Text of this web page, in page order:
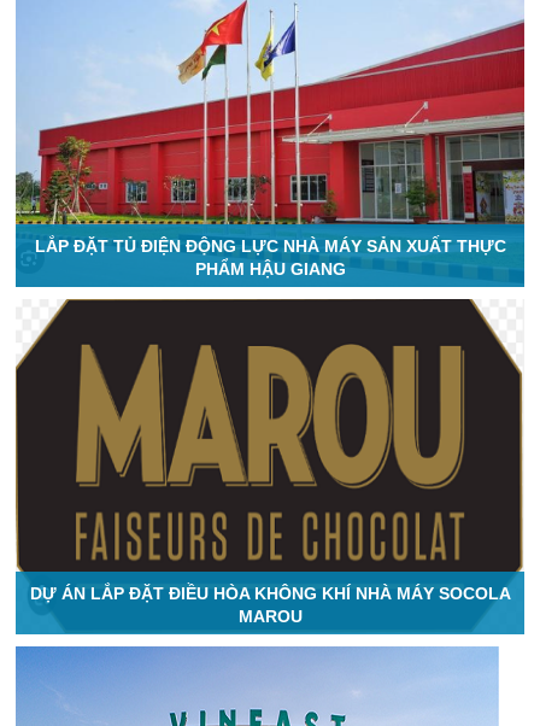
LẮP ĐẶT TỦ ĐIỆN ĐỘNG LỰC NHÀ MÁY SẢN XUẤT THỰC
PHẨM HẬU GIANG
DỰ ÁN LẮP ĐẶT ĐIỀU HÒA KHÔNG KHÍ NHÀ MÁY SOCOLA
MAROU